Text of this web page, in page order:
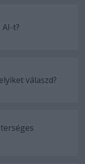
t?
válaszd?